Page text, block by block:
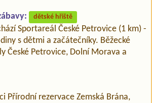
dětské hřiště
Sportareál České Petrovice (1 km) -
s dětmi a začátečníky. Běžecké
České Petrovice, Dolní Morava a
Přírodní rezervace Zemská Brána,